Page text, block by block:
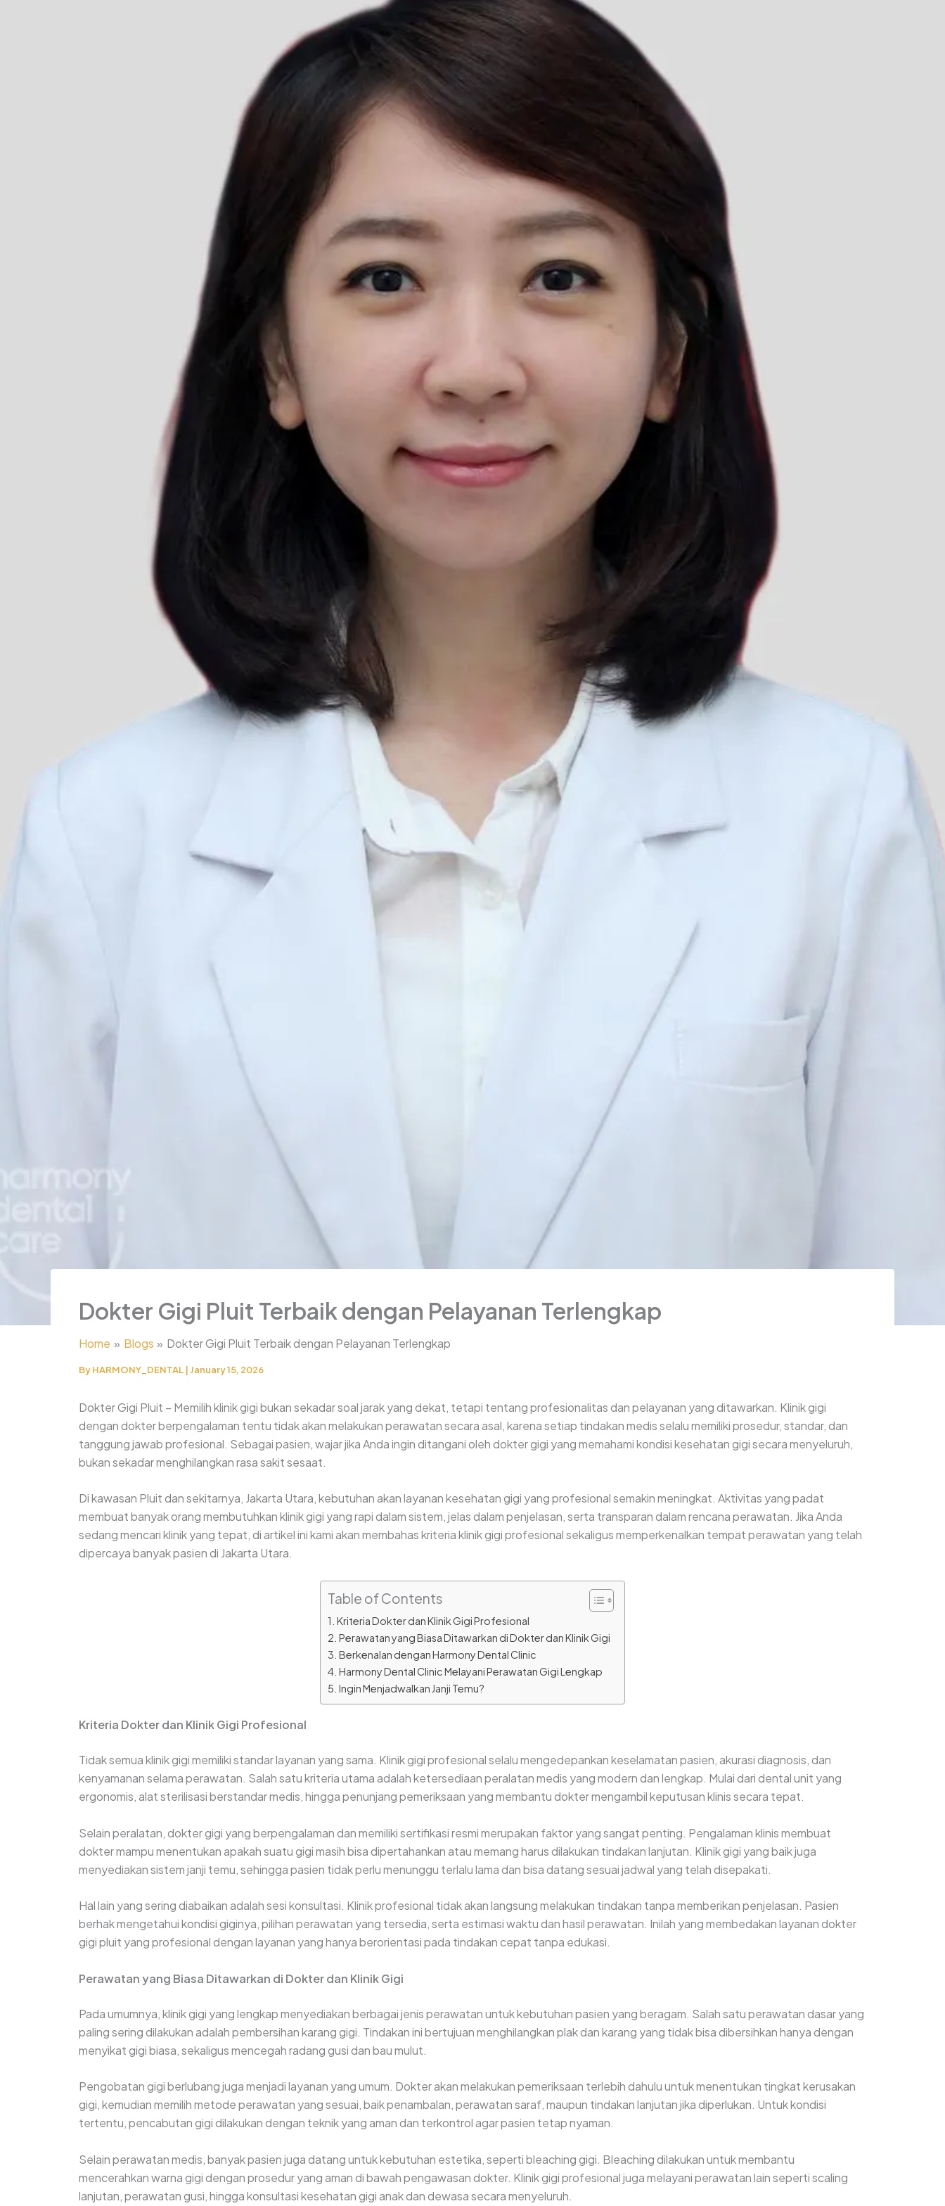
Dokter Gigi Pluit Terbaik dengan Pelayanan Terlengkap
Home Blogs Dokter Gigi Pluit Terbaik dengan Pelayanan Terlengkap
ByHARMONY_DENTAL | January 15, 2026
Dokter Gigi Pluit – Memilih klinik gigi bukan sekadar soal jarak yang dekat, tetapi tentang profesionalitas dan pelayanan yang ditawarkan. Klinik gigi
dengan dokter berpengalaman tentu tidak akan melakukan perawatan secara asal, karena setiap tindakan medis selalu memiliki prosedur, standar, dan
tanggung jawab profesional. Sebagai pasien, wajar jika Anda ingin ditangani oleh dokter gigi yang memahami kondisi kesehatan gigi secara menyeluruh,
bukan sekadar menghilangkan rasa sakit sesaat.
Di kawasan Pluit dan sekitarnya, Jakarta Utara, kebutuhan akan layanan kesehatan gigi yang profesional semakin meningkat. Aktivitas yang padat
membuat banyak orang membutuhkan klinik gigi yang rapi dalam sistem, jelas dalam penjelasan, serta transparan dalam rencana perawatan. Jika Anda
sedang mencari klinik yang tepat, di artikel ini kami akan membahas kriteria klinik gigi profesional sekaligus memperkenalkan tempat perawatan yang telah
dipercaya banyak pasien di Jakarta Utara.
Table of Contents
Kriteria Dokter dan Klinik Gigi Profesional
Perawatan yang Biasa Ditawarkan di Dokter dan Klinik Gigi
Berkenalan dengan Harmony Dental Clinic
Harmony Dental Clinic Melayani Perawatan Gigi Lengkap
Ingin Menjadwalkan Janji Temu?
Kriteria Dokter dan Klinik Gigi Profesional
Tidak semua klinik gigi memiliki standar layanan yang sama. Klinik gigi profesional selalu mengedepankan keselamatan pasien, akurasi diagnosis, dan
kenyamanan selama perawatan. Salah satu kriteria utama adalah ketersediaan peralatan medis yang modern dan lengkap. Mulai dari dental unit yang
ergonomis, alat sterilisasi berstandar medis, hingga penunjang pemeriksaan yang membantu dokter mengambil keputusan klinis secara tepat.
Selain peralatan, dokter gigi yang berpengalaman dan memiliki sertifikasi resmi merupakan faktor yang sangat penting. Pengalaman klinis membuat
dokter mampu menentukan apakah suatu gigi masih bisa dipertahankan atau memang harus dilakukan tindakan lanjutan. Klinik gigi yang baik juga
menyediakan sistem janji temu, sehingga pasien tidak perlu menunggu terlalu lama dan bisa datang sesuai jadwal yang telah disepakati.
Hal lain yang sering diabaikan adalah sesi konsultasi. Klinik profesional tidak akan langsung melakukan tindakan tanpa memberikan penjelasan. Pasien
berhak mengetahui kondisi giginya, pilihan perawatan yang tersedia, serta estimasi waktu dan hasil perawatan. Inilah yang membedakan layanan dokter
gigi pluit yang profesional dengan layanan yang hanya berorientasi pada tindakan cepat tanpa edukasi.
Perawatan yang Biasa Ditawarkan di Dokter dan Klinik Gigi
Pada umumnya, klinik gigi yang lengkap menyediakan berbagai jenis perawatan untuk kebutuhan pasien yang beragam. Salah satu perawatan dasar yang
paling sering dilakukan adalah pembersihan karang gigi. Tindakan ini bertujuan menghilangkan plak dan karang yang tidak bisa dibersihkan hanya dengan
menyikat gigi biasa, sekaligus mencegah radang gusi dan bau mulut.
Pengobatan gigi berlubang juga menjadi layanan yang umum. Dokter akan melakukan pemeriksaan terlebih dahulu untuk menentukan tingkat kerusakan
gigi, kemudian memilih metode perawatan yang sesuai, baik penambalan, perawatan saraf, maupun tindakan lanjutan jika diperlukan. Untuk kondisi
tertentu, pencabutan gigi dilakukan dengan teknik yang aman dan terkontrol agar pasien tetap nyaman.
Selain perawatan medis, banyak pasien juga datang untuk kebutuhan estetika, seperti bleaching gigi. Bleaching dilakukan untuk membantu
mencerahkan warna gigi dengan prosedur yang aman di bawah pengawasan dokter. Klinik gigi profesional juga melayani perawatan lain seperti scaling
lanjutan, perawatan gusi, hingga konsultasi kesehatan gigi anak dan dewasa secara menyeluruh.